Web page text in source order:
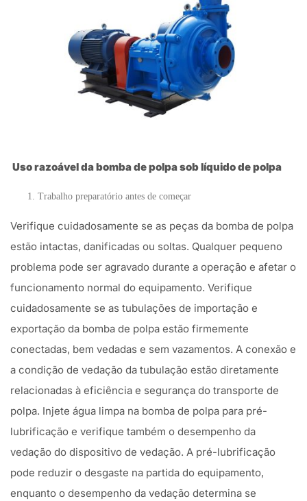
Uso razoável da bomba de polpa sob líquido de polpa
Trabalho preparatório antes de começar
Verifique cuidadosamente se as peças da bomba de polpa
estão intactas, danificadas ou soltas. Qualquer pequeno
problema pode ser agravado durante a operação e afetar o
funcionamento normal do equipamento. Verifique
cuidadosamente se as tubulações de importação e
exportação da bomba de polpa estão firmemente
conectadas, bem vedadas e sem vazamentos. A conexão e
a condição de vedação da tubulação estão diretamente
relacionadas à eficiência e segurança do transporte de
polpa. Injete água limpa na bomba de polpa para pré-
lubrificação e verifique também o desempenho da
vedação do dispositivo de vedação. A pré-lubrificação
pode reduzir o desgaste na partida do equipamento,
enquanto o desempenho da vedação determina se